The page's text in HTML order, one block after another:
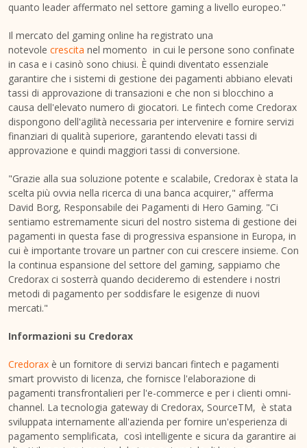
quanto leader affermato nel settore gaming a livello europeo."
Il mercato del gaming online ha registrato una
notevole crescita nel momento in cui le persone sono confinate
in casa e i casinò sono chiusi. È quindi diventato essenziale
garantire che i sistemi di gestione dei pagamenti abbiano elevati
tassi di approvazione di transazioni e che non si blocchino a
causa dell'elevato numero di giocatori. Le fintech come Credorax
dispongono dell'agilità necessaria per intervenire e fornire servizi
finanziari di qualità superiore, garantendo elevati tassi di
approvazione e quindi maggiori tassi di conversione.
"Grazie alla sua soluzione potente e scalabile, Credorax è stata la
scelta più ovvia nella ricerca di una banca acquirer," afferma
David Borg, Responsabile dei Pagamenti di Hero Gaming. "Ci
sentiamo estremamente sicuri del nostro sistema di gestione dei
pagamenti in questa fase di progressiva espansione in Europa, in
cui è importante trovare un partner con cui crescere insieme. Con
la continua espansione del settore del gaming, sappiamo che
Credorax ci sosterrà quando decideremo di estendere i nostri
metodi di pagamento per soddisfare le esigenze di nuovi
mercati."
Informazioni su Credorax
Credorax è un fornitore di servizi bancari fintech e pagamenti
smart provvisto di licenza, che fornisce l'elaborazione di
pagamenti transfrontalieri per l'e-commerce e per i clienti omni-
channel. La tecnologia gateway di Credorax, SourceTM, è stata
sviluppata internamente all'azienda per fornire un'esperienza di
pagamento semplificata, così intelligente e sicura da garantire ai